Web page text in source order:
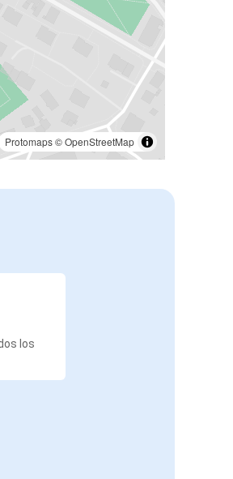
Protomaps©OpenStreetMap
los